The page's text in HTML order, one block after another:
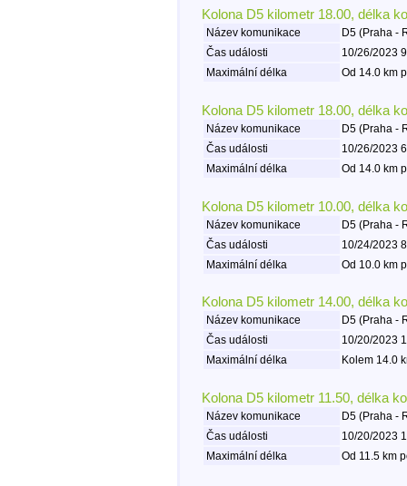
Kolona D5 kilometr 18.00, délka
Název komunikace
D5 (Praha -
Čas události
10/26/2023
Maximální délka
Od 14.0 km
Kolona D5 kilometr 18.00, délka
Název komunikace
D5 (Praha -
Čas události
10/26/2023
Maximální délka
Od 14.0 km
Kolona D5 kilometr 10.00, délka
Název komunikace
D5 (Praha -
Čas události
10/24/2023
Maximální délka
Od 10.0 km
Kolona D5 kilometr 14.00, délka
Název komunikace
D5 (Praha -
Čas události
10/20/2023
Maximální délka
Kolem 14.0
Kolona D5 kilometr 11.50, délka
Název komunikace
D5 (Praha -
Čas události
10/20/2023
Maximální délka
Od 11.5 km